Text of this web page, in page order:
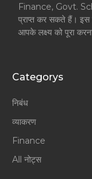
Finance, Govt.
प्राप्त कर सकते हैं। इस
आपके लक्ष्य को पूरा
Categorys
निबंध
व्याकरण
Finance
All नोट्स